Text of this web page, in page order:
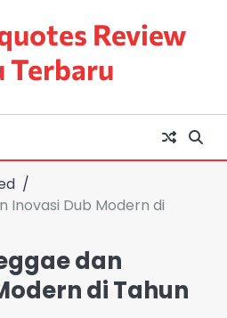
Review
Terbaru
Inovasi Dub Modern di
dan
di Tahun